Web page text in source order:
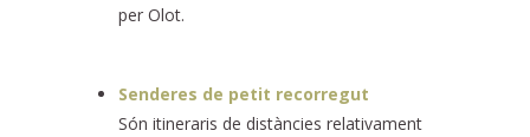
per Olot.
Senderes de petit recorregut
Són itineraris de distàncies relativament